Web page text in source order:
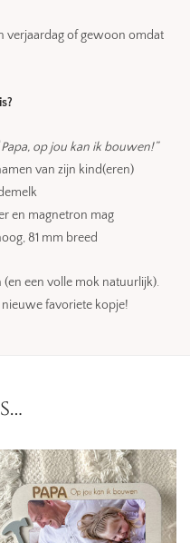
verjaardag of gewoon omdat
Papa, op jou kan ik bouwen!”
van zijn kind(eren)
en magnetron mag
81 mm breed
(en een volle mok natuurlijk).
nieuwe favoriete kopje!